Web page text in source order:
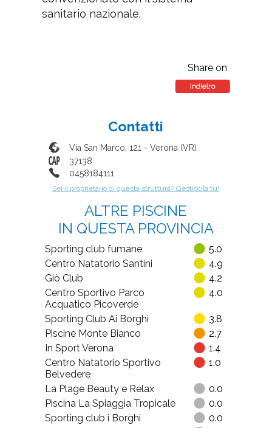
sanitario nazionale.
Share on
Contatti
Via San Marco, 121 - Verona (VR)
37138
0458184111
Sei il proprietario di questa struttura? Gestiscila tu!
ALTRE PISCINE
IN QUESTA PROVINCIA
Sporting club fumane
5.0
Centro Natatorio Santini
4.9
Giò Club
4.2
Centro Sportivo Parco
Acquatico Picoverde
4.0
Sporting Club Ai Borghi
3.8
Piscine Monte Bianco
2.7
In Sport Verona
1.4
Centro Natatorio Sportivo
Belvedere
1.0
La Plage Beauty e Relax
0.0
Piscina La Spiaggia Tropicale
0.0
Sporting club i Borghi
0.0